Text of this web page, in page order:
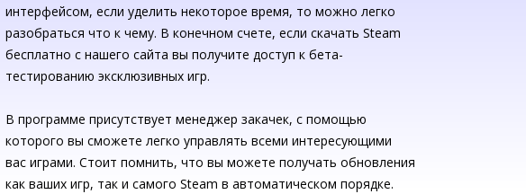
интерфейсом, если уделить некоторое время, то можно легко
разобраться что к чему. В конечном счете, если скачать Steam
бесплатно с нашего сайта вы получите доступ к бета-
тестированию эксклюзивных игр.
В программе присутствует менеджер закачек, с помощью
которого вы сможете легко управлять всеми интересующими
вас играми. Стоит помнить, что вы можете получать обновления
как ваших игр, так и самого Steam в автоматическом порядке.